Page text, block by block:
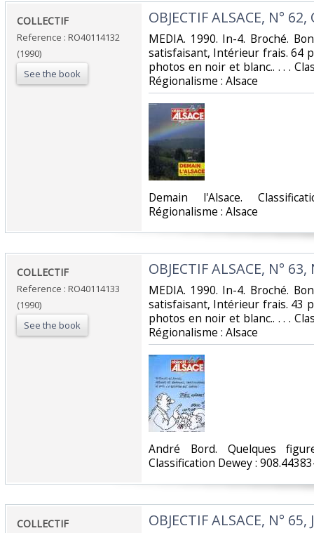
‎COLLECTIF‎
Reference : RO40114132
(1990)
See the book
‎OBJECTIF ALSACE, N°
‎MEDIA. 1990. In-4. Broché.
satisfaisant, Intérieur frais. 64
photos en noir et blanc.. . . .
Régionalisme : Alsace‎
‎Demain l'Alsace.
Régionalisme : Alsace‎
‎COLLECTIF‎
Reference : RO40114133
(1990)
See the book
‎OBJECTIF ALSACE, N°
‎MEDIA. 1990. In-4. Broché.
satisfaisant, Intérieur frais. 43
photos en noir et blanc.. . . .
Régionalisme : Alsace‎
‎André Bord. Quelques
Classification Dewey :
‎COLLECTIF‎ ‎OBJECTIF ALSACE, N° 65,